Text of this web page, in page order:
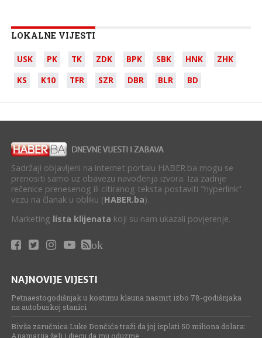
LOKALNE VIJESTI
USK PK TK ZDK BPK SBK HNK
ZHK
KS
K10 TFR SZR DBR BLR BD
Sadržaji objavljeni na internet portalu HABER.ba mogu se
prenositi samo uz obavezu navođenja izvora. Iza zadnje
rečenice prenesenog ili citiranog teksta postaviti "hyperlink"
vezu na članak u obliku (HABER.ba).
Marketing lista klijenata koji su nam ukazali povjerenje.
ok
NAJNOVIJE VIJESTI
Petnaestogodišnjak u kostimu klauna nasmrt izbo 78-godišnjaka
na autobuskoj stanici
Bivša zaručnica Luke Dončića traži da joj isplati 50 miliona dolara:
Anamarija želi i djecu da mu oduzme